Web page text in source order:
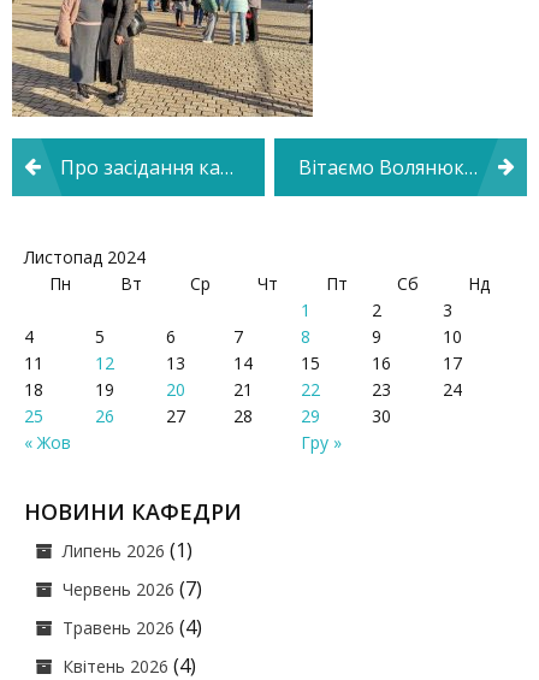
Навігація
записів
Про засідання кафедри психології та педагогіки Вітаємо Волянюк Наталію Юріївну з отриманням Грамоти Верховної Ради України
Листопад 2024
Пн
Вт Ср Чт Пт Сб Нд
« Жов Гру »
1 2
3
4
5 6 7 8 9
10
11
12 13 14 15 16
17
18
19 20 21 22 23
24
25
26 27 28 29 30
НОВИНИ КАФЕДРИ
Липень 2026 (1)
Червень 2026 (7)
Травень 2026 (4)
Квітень 2026 (4)